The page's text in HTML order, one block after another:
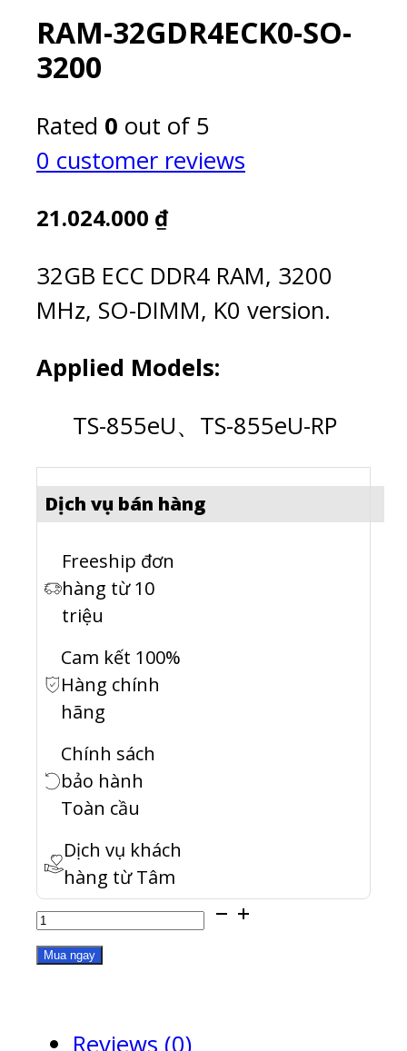
RAM-32GDR4ECK0-SO-
3200
Rated 0 out of 5
0 customer reviews
21.024.000 ₫
32GB ECC DDR4 RAM, 3200
MHz, SO-DIMM, K0 version.
Applied Models:
TS-855eU、TS-855eU-RP
Dịch vụ bán hàng
Freeship đơn
hàng từ 10
triệu
Cam kết 100%
Hàng chính
hãng
Chính sách
bảo hành
Toàn cầu
Dịch vụ khách
hàng từ Tâm
RAM-
32GDR4ECK0-
Mua ngay
Reviews (0)